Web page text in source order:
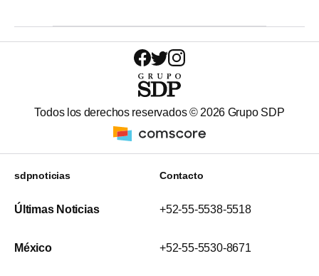
Todos los derechos reservados © 2026 Grupo SDP
sdpnoticias
Últimas Noticias
México
Contacto
+52-55-5538-5518
+52-55-5530-8671